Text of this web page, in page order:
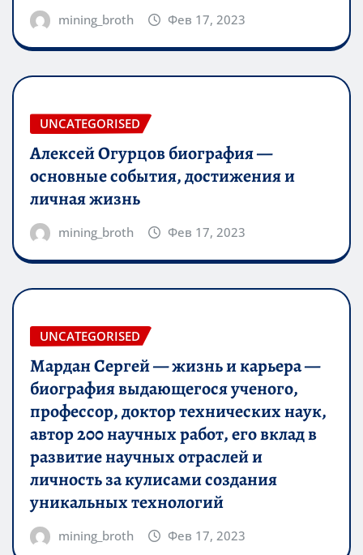
mining_broth Фев 17, 2023
UNCATEGORISED
Алексей Огурцов биография —
основные события, достижения и
личная жизнь
mining_broth Фев 17, 2023
UNCATEGORISED
Мардан Сергей — жизнь и карьера —
биография выдающегося ученого,
профессор, доктор технических наук,
автор 200 научных работ, его вклад в
развитие научных отраслей и
личность за кулисами создания
уникальных технологий
mining_broth Фев 17, 2023